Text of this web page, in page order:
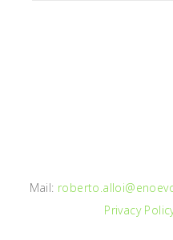
Mail:
Privacy